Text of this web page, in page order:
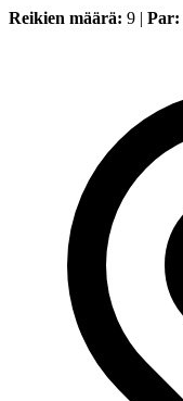
Reikien määrä: 9 | Par: